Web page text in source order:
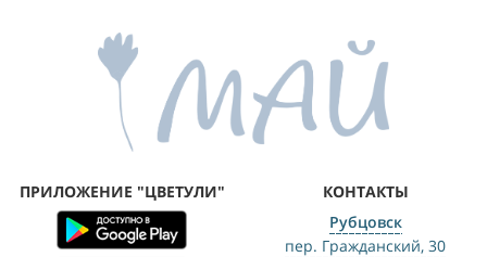
ПРИЛОЖЕНИЕ "ЦВЕТУЛИ"
КОНТАКТЫ
Рубцовск
пер. Гражданский, 30